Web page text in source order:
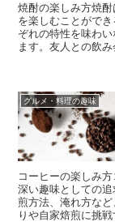
焼酎の楽しみ方焼
を楽しむことがで
ぞれの特性を味わ
ます。友人との飲
グルメ・料理の趣味
コーヒーの楽しみ
深い趣味としての
煎方法、淹れ方な
りや自家焙煎に挑